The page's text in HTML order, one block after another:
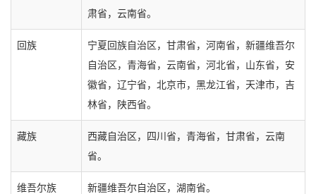
肃省，云南省。
回族
宁夏回族自治区，甘肃省，河南省，新疆维吾尔
自治区，青海省，云南省，河北省，山东省，安
徽省，辽宁省，北京市，黑龙江省，天津市，吉
林省，陕西省。
藏族
西藏自治区，四川省，青海省，甘肃省，云南
省。
维吾尔族 新疆维吾尔自治区，湖南省。